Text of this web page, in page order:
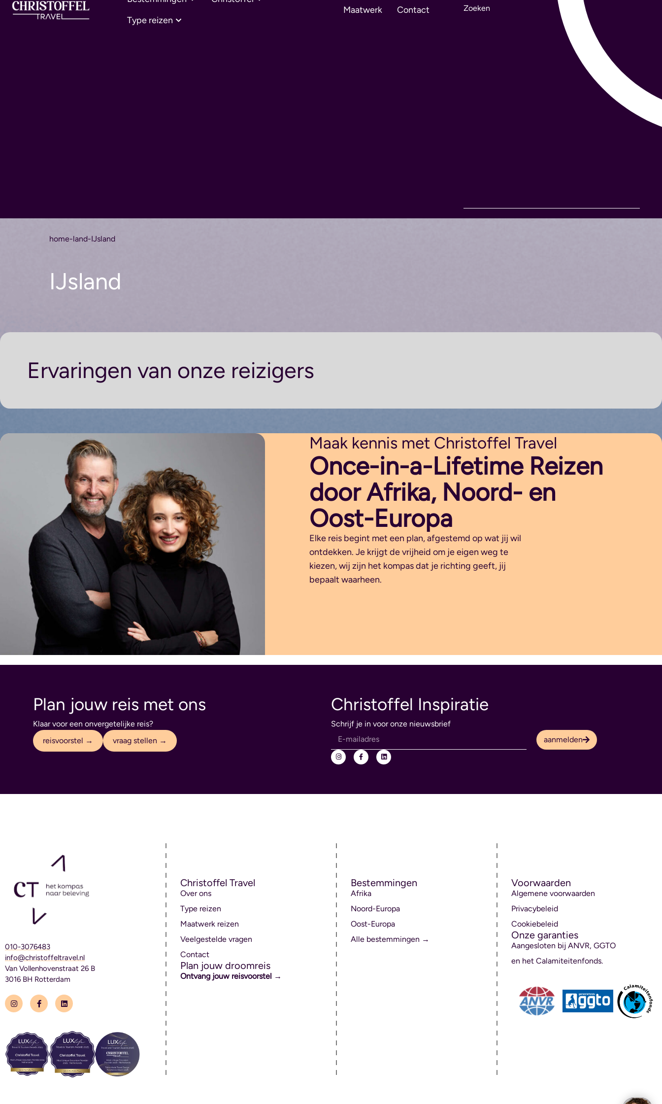
Type reizen
Maatwerk Contact
home-land-IJsland
IJsland
Ervaringen van onze reizigers
Maak kennis met Christoffel Travel
Once-in-a-Lifetime Reizen
door Afrika, Noord- en
Oost-Europa
Elke reis begint met een plan, afgestemd op wat jij wil
ontdekken. Je krijgt de vrijheid om je eigen weg te
kiezen, wij zijn het kompas dat je richting geeft, jij
bepaalt waarheen.
Plan jouw reis met ons
Klaar voor een onvergetelijke reis?
reisvoorstel →
vraag stellen →
Christoffel Inspiratie
Schrijf je in voor onze nieuwsbrief
aanmelden
010-3076483
info@christoffeltravel.nl
Van Vollenhovenstraat 26 B
3016 BH Rotterdam
Christoffel Travel
Over ons
Type reizen
Maatwerk reizen
Veelgestelde vragen
Contact
Plan jouw droomreis
Ontvang jouw reisvoorstel →
Bestemmingen
Afrika
Noord-Europa
Oost-Europa
Alle bestemmingen →
Voorwaarden
Algemene voorwaarden
Privacybeleid
Cookiebeleid
Onze garanties
Aangesloten bij ANVR, GGTO
en het Calamiteitenfonds.